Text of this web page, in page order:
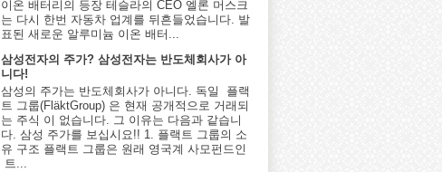
이온 배터리의 등장 테슬라의 CEO 엘론 머스크
는 다시 한번 자동차 업계를 뒤흔들었습니다. 발
표된 새로운 알루미늄 이온 배터...
삼성전자의 주가? 삼성전자는 반도체회사가 아
니다!
삼성의 주가는 반도체회사가 아니다. 독일 플랙
트 그룹(FläktGroup) 은 현재 공개적으로 거래되
는 주식 이 없습니다. 그 이유는 다음과 같습니
다. 삼성 주가를 보십시요!! 1. 플랙트 그룹의 소
유 구조 플랙트 그룹은 원래 영국계 사모펀드인
트...